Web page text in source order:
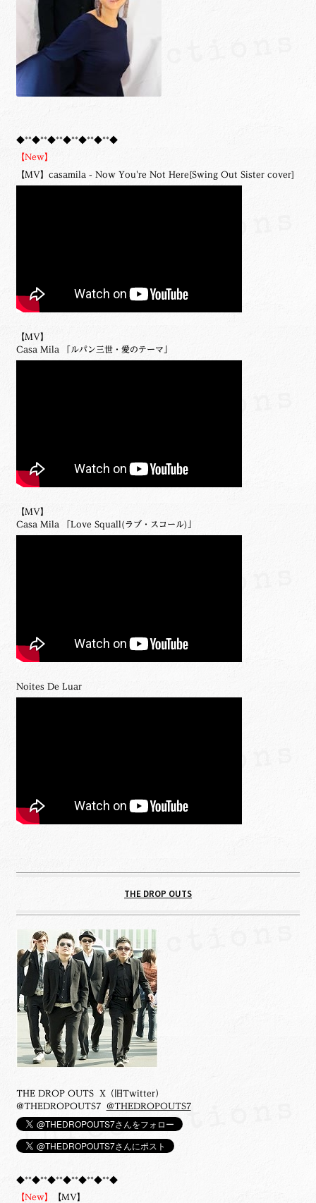
◆**◆**◆**◆**◆**◆**◆
【New】
【MV】casamila - Now You're Not Here[Swing Out Sister cover]
【MV】
Casa Mila 「ルパン三世・愛のテーマ」
【MV】
Casa Mila 「Love Squall(ラブ・スコール)」
Noites De Luar
THE DROP OUTS
THE DROP OUTS X（旧Twitter）
@THEDROPOUTS7 @THEDROPOUTS7
◆**◆**◆**◆**◆**◆**◆
【New】 【MV】